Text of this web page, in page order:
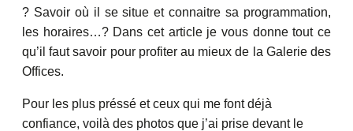
? Savoir où il se situe et connaitre sa programmation,
les horaires…? Dans cet article je vous donne tout ce
qu’il faut savoir pour profiter au mieux de la Galerie des
Offices.
Pour les plus préssé et ceux qui me font déjà
confiance, voilà des photos que j’ai prise devant le